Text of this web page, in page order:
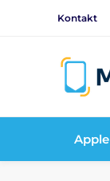
Kontakt
Apple